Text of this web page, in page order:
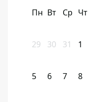
Пн Вт Ср Чт
29 30 31 1
5 6 7 8